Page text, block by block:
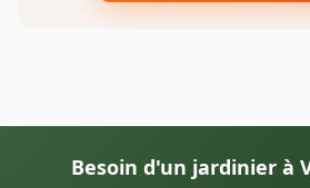
Besoin d'un jardinier à